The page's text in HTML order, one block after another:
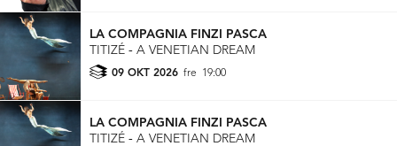
LA COMPAGNIA FINZI PASCA
TITIZÉ ‐ A VENETIAN DREAM
09 OKT 2026 fre 19:00
LA COMPAGNIA FINZI PASCA
TITIZÉ ‐ A VENETIAN DREAM